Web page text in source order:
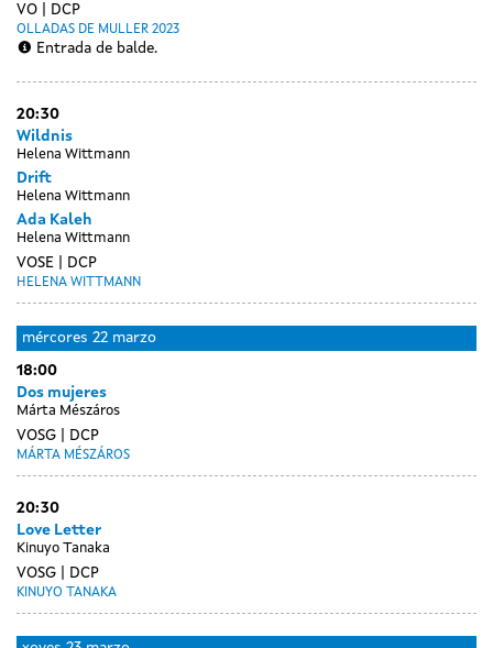
VO DCP
OLLADAS DE MULLER 2023
Entrada de balde.
20:30
Wildnis
Helena Wittmann
Drift
Helena Wittmann
Ada Kaleh
Helena Wittmann
VOSE DCP
HELENA WITTMANN
mércores 22 marzo
18:00
Dos mujeres
Márta Mészáros
VOSG DCP
MÁRTA MÉSZÁROS
20:30
Love Letter
Kinuyo Tanaka
VOSG DCP
KINUYO TANAKA